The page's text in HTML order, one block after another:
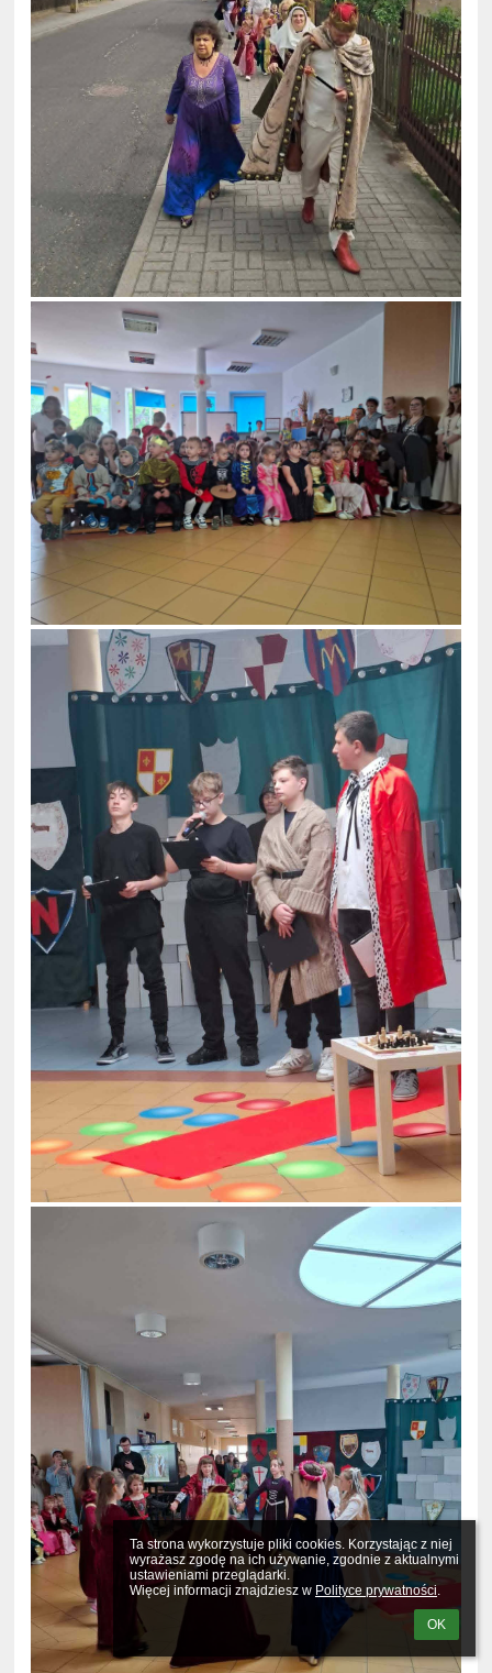
Ta strona wykorzystuje pliki cookies. Korzystając z niej
wyrażasz zgodę na ich używanie, zgodnie z aktualnymi
ustawieniami przeglądarki.
Więcej informacji znajdziesz w Polityce prywatności.
OK